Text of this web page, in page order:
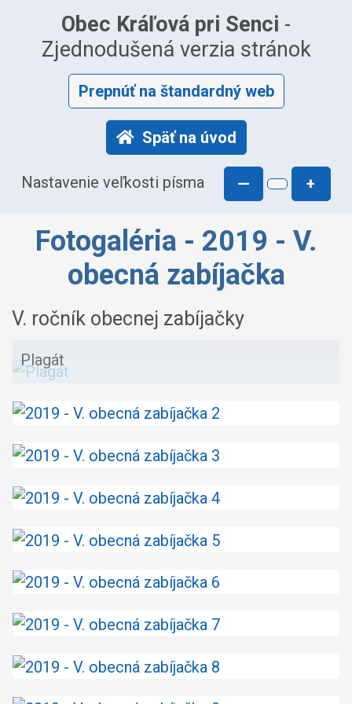
Obec Kráľová pri Senci -
Zjednodušená verzia stránok
Prepnúť na štandardný web
Späť na úvod
Nastavenie veľkosti písma — +
Fotogaléria - 2019 - V.
obecná zabíjačka
V. ročník obecnej zabíjačky
Plagát